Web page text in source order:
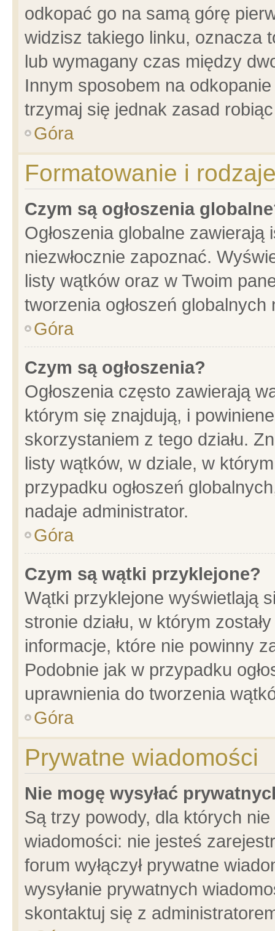
odkopać go na samą górę
widzisz takiego linku, oznacza
lub wymagany czas między
Innym sposobem na
trzymaj się jednak zasad
Góra
Formatowanie i
Czym są ogłoszenia
Ogłoszenia globalne
niezwłocznie zapoznać.
listy wątków oraz w Twoim
tworzenia ogłoszeń
Góra
Czym są ogłoszenia?
Ogłoszenia często zawierają
którym się znajdują, i
skorzystaniem z tego działu.
listy wątków, w dziale, w
przypadku ogłoszeń
nadaje administrator.
Góra
Czym są wątki przyklejone?
Wątki przyklejone wyświetlają
stronie działu, w którym
informacje, które nie powinny
Podobnie jak w przypadku
uprawnienia do tworzenia
Góra
Prywatne wiadomości
Nie mogę wysyłać
Są trzy powody, dla których
wiadomości: nie jesteś
forum wyłączył prywatne
wysyłanie prywatnych
skontaktuj się z